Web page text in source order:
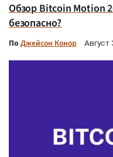
Обзор Bitcoin Motion
безопасно?
По Джейсон Конор Август